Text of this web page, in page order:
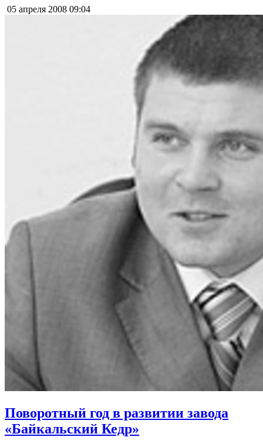
05 апреля 2008 09:04
Поворотный год в развитии завода
«Байкальский Кедр»